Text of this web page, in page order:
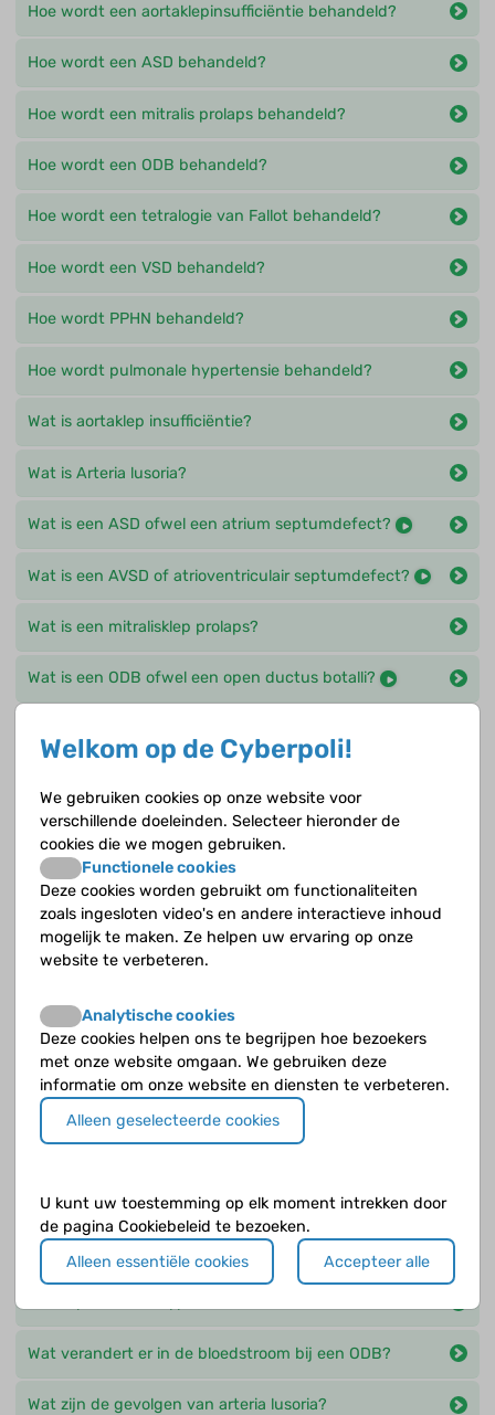
Hoe wordt een aortaklepinsufficiëntie behandeld?
Hoe wordt een ASD behandeld?
Hoe wordt een mitralis prolaps behandeld?
Hoe wordt een ODB behandeld?
Hoe wordt een tetralogie van Fallot behandeld?
Hoe wordt een VSD behandeld?
Hoe wordt PPHN behandeld?
Hoe wordt pulmonale hypertensie behandeld?
Wat is aortaklep insufficiëntie?
Wat is Arteria lusoria?
Wat is een ASD ofwel een atrium septumdefect?
Wat is een AVSD of atrioventriculair septumdefect?
Wat is een mitralisklep prolaps?
Wat is een ODB ofwel een open ductus botalli?
Wat is er anders bij een ASD ten opzichte van een
gezond hart?
Wat is er anders bij een AVSD ten opzichte van een
gezond hart?
opzichte van een gezond hart?
Wat is er anders bij een VSD ten opzichte van een
gezond hart?
Wat is er anders bij PPHN ten opzichte van een
Wat is er anders in het geval van pulmonale
hypertensie als gevolg van een hartafwijking en
andere oorzaken? ?
Wat verandert er in de bloedstroom bij een ODB?
Wat zijn de gevolgen van arteria lusoria?
Welkom op de Cyberpoli!
We gebruiken cookies op onze website voor
verschillende doeleinden. Selecteer hieronder de
cookies die we mogen gebruiken.
Functionele cookies
Deze cookies worden gebruikt om functionaliteiten
zoals ingesloten video's en andere interactieve inhoud
mogelijk te maken. Ze helpen uw ervaring op onze
website te verbeteren.
Analytische cookies
Deze cookies helpen ons te begrijpen hoe bezoekers
met onze website omgaan. We gebruiken deze
informatie om onze website en diensten te verbeteren.
Alleen geselecteerde cookies
U kunt uw toestemming op elk moment intrekken door
de pagina Cookiebeleid te bezoeken.
Alleen essentiële cookies
Accepteer alle